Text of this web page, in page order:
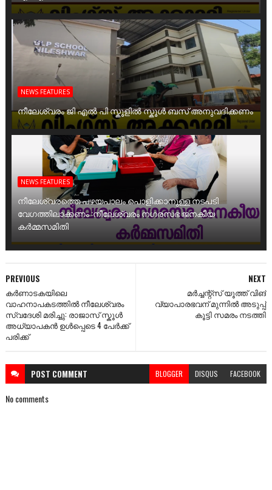
NEWS FEATURES
നീലേശ്വരം ജി എൽ പി സ്കൂളിൽ സ്കൂൾ ബസ് അനുവദിക്കണം
NEWS FEATURES
നീലേശ്വരത്തെ പഴയപാലം പൊളിക്കാനുള്ള നടപടി
വേഗത്തിലാക്കണം :നീലേശ്വരം നഗരസഭ ജനകീയ
കർമ്മസമിതി
NEXT
മർച്ചന്റ്സ് യൂത്ത് വിങ്
വ്യാപാരഭവന് മുന്നിൽ അടുപ്പ്
കൂട്ടി സമരം നടത്തി
PREVIOUS
കർണാടകയിലെ
വാഹനാപകടത്തിൽ നീലേശ്വരം
സ്വദേശി മരിച്ചു: രാജാസ് സ്കൂൾ
അധ്യാപകൻ ഉൾപ്പെടെ 4 പേർക്ക്
പരിക്ക്
POST COMMENT BLOGGER DISQUS FACEBOOK
No comments